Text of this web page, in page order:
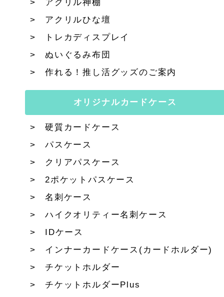
アクリル神棚
アクリルひな壇
トレカディスプレイ
ぬいぐるみ布団
作れる！推し活グッズのご案内
オリジナルカードケース
硬質カードケース
パスケース
クリアパスケース
2ポケットパスケース
名刺ケース
ハイクオリティー名刺ケース
IDケース
インナーカードケース(カードホルダー)
チケットホルダー
チケットホルダーPlus